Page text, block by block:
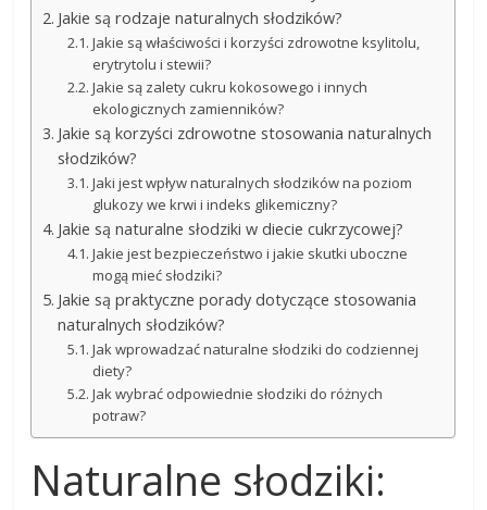
Jakie są rodzaje naturalnych słodzików?
Jakie są właściwości i korzyści zdrowotne ksylitolu,
erytrytolu i stewii?
Jakie są zalety cukru kokosowego i innych
ekologicznych zamienników?
Jakie są korzyści zdrowotne stosowania naturalnych
słodzików?
Jaki jest wpływ naturalnych słodzików na poziom
glukozy we krwi i indeks glikemiczny?
Jakie są naturalne słodziki w diecie cukrzycowej?
Jakie jest bezpieczeństwo i jakie skutki uboczne
mogą mieć słodziki?
Jakie są praktyczne porady dotyczące stosowania
naturalnych słodzików?
Jak wprowadzać naturalne słodziki do codziennej
diety?
Jak wybrać odpowiednie słodziki do różnych
potraw?
Naturalne słodziki: